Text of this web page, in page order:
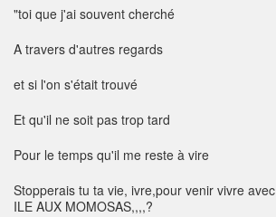
"toi que j'ai souvent cherché
A travers d'autres regards
et si l'on s'était trouvé
Et qu'il ne soit pas trop tard
Pour le temps qu'il me reste à vire
Stopperais tu ta vie, ivre,pour venir vivre
ILE AUX MOMOSAS,,,,?